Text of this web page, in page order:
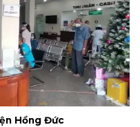
Hồng Đức